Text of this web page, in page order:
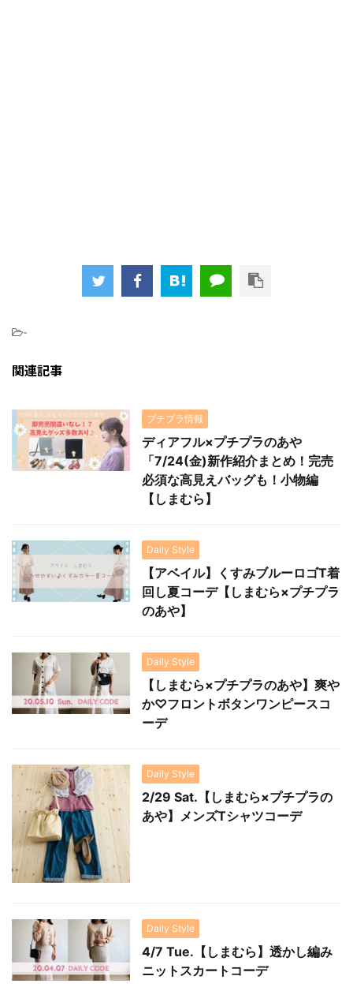
-
関連記事
プチプラ情報
ディアフル×プチプラのあや
「7/24(金)新作紹介まとめ！完売
必須な高見えバッグも！小物編
【しまむら】
Daily Style
【アベイル】くすみブルーロゴT着
回し夏コーデ【しまむら×プチプラ
のあや】
Daily Style
【しまむら×プチプラのあや】爽や
か♡フロントボタンワンピースコ
ーデ
Daily Style
2/29 Sat.【しまむら×プチプラの
あや】メンズTシャツコーデ
Daily Style
4/7 Tue.【しまむら】透かし編み
ニットスカートコーデ